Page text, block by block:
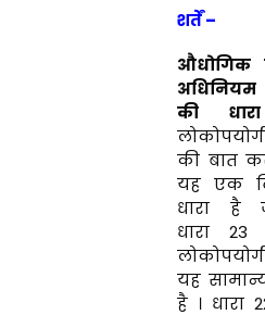
शर्तें–
औधोगिक
अधिनियम
की
की बात
यह एक
धारा है
धारा
यह
है । धारा